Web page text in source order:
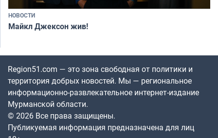
НОВОСТИ
Майкл Джексон жив!
Region51.com — это зона свободная от политики и
территория добрых новостей. Мы — региональное
информационно-развлекательное интернет-издание
Мурманской области.
© 2026 Все права защищены.
Публикуемая информация предназначена для лиц